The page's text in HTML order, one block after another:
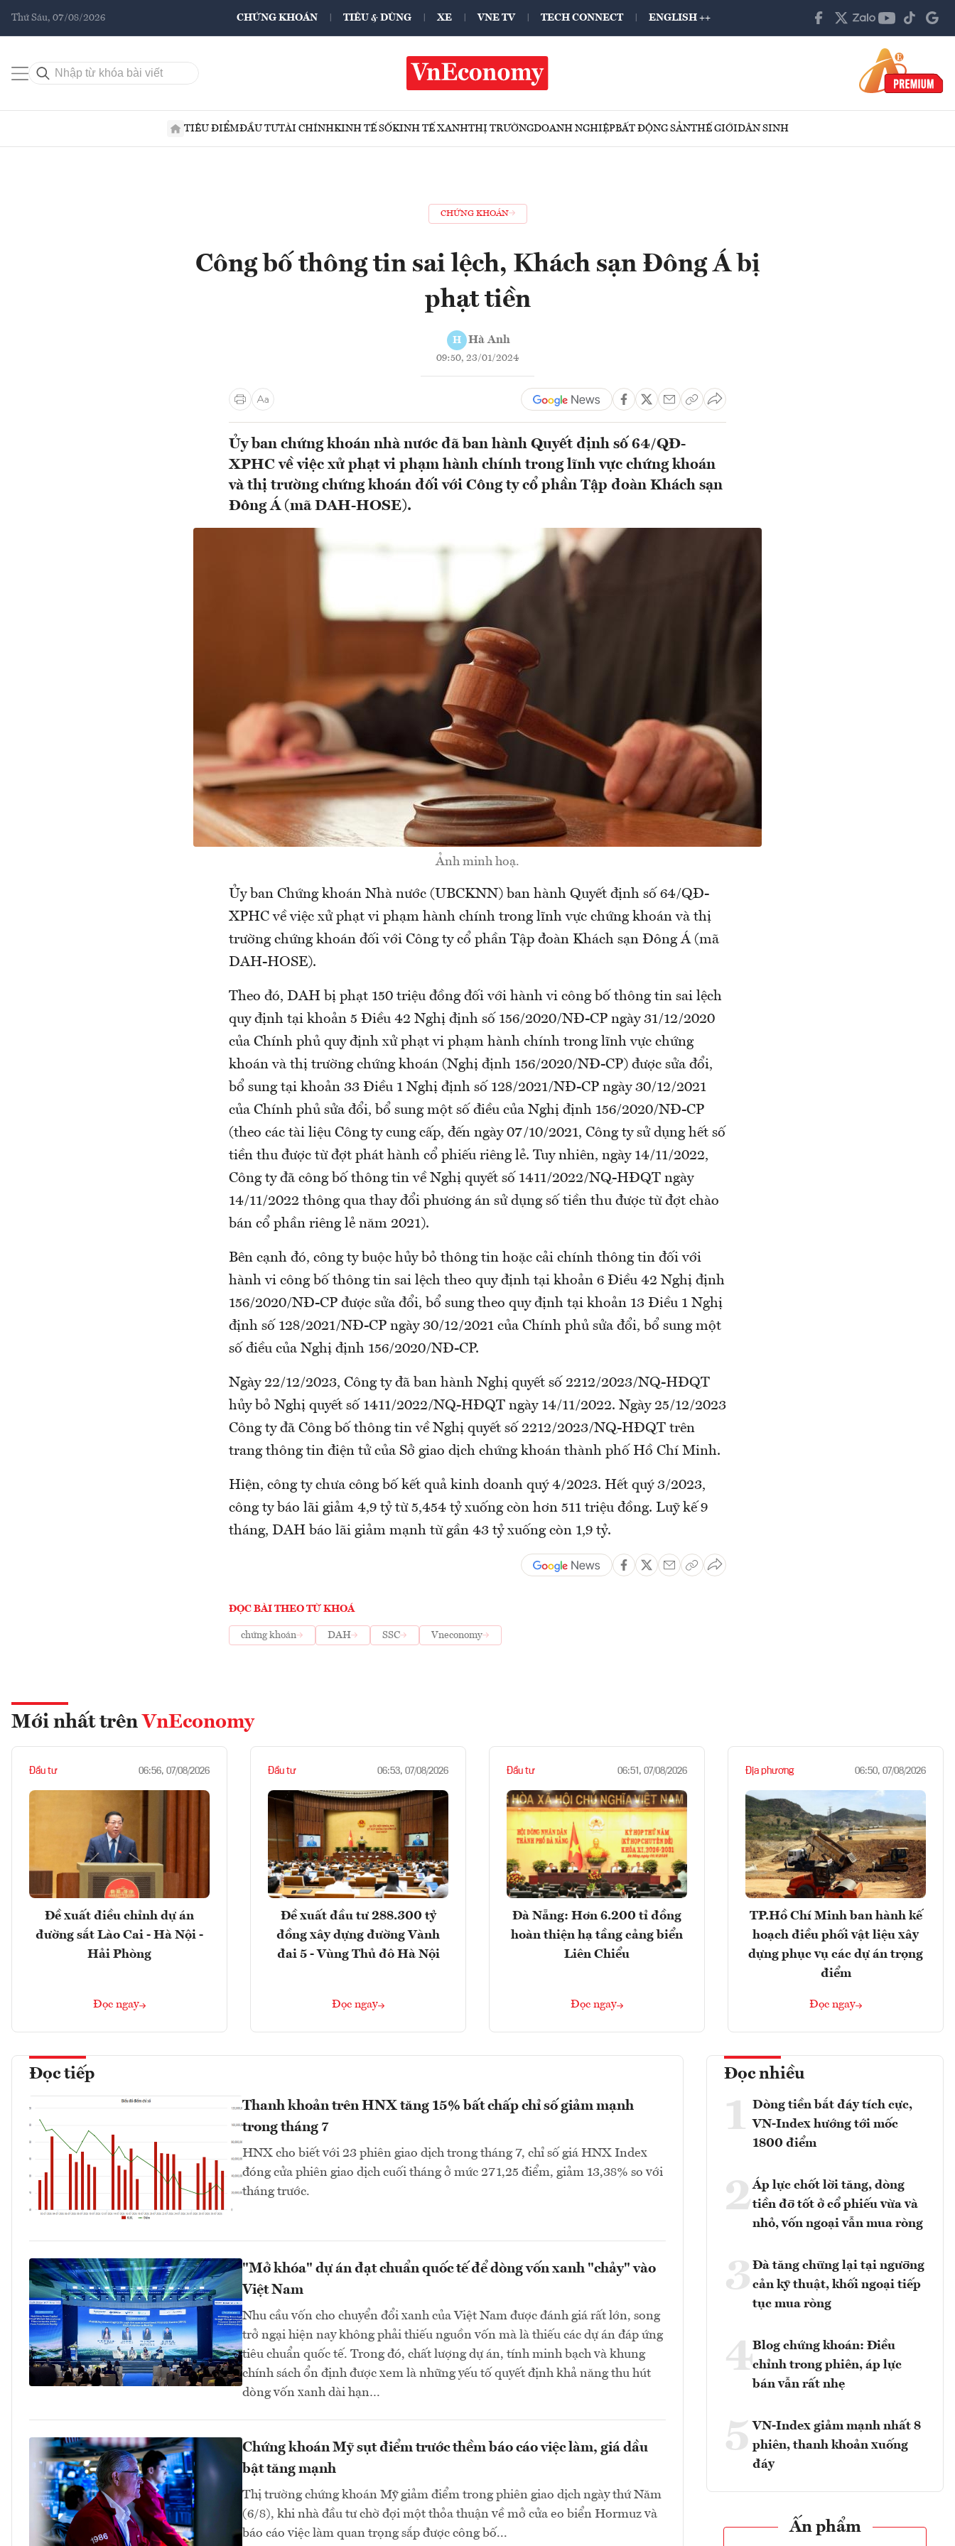
Thứ Sáu, 07/08/2026 CHỨNG KHOÁN TIÊU & DÙNG XE VNE TV TECH CONNECT ENGLISH ++
TIÊU ĐIỂMĐẦU TƯTÀI CHÍNHKINH TẾ SỐKINH TẾ XANHTHỊ TRƯỜNGDOANH NGHIỆPBẤT ĐỘNG SẢNTHẾ GIỚIDÂN SINH
CHỨNG KHOÁN
Công bố thông tin sai lệch, Khách sạn Đông Á bị
phạt tiền
H Hà Anh
09:50, 23/01/2024
Ủy ban chứng khoán nhà nước đã ban hành Quyết định số 64/QĐ-
XPHC về việc xử phạt vi phạm hành chính trong lĩnh vực chứng khoán
và thị trường chứng khoán đối với Công ty cổ phần Tập đoàn Khách sạn
Đông Á (mã DAH-HOSE).
Ảnh minh hoạ.
Ủy ban Chứng khoán Nhà nước (UBCKNN) ban hành Quyết định số 64/QĐ-
XPHC về việc xử phạt vi phạm hành chính trong lĩnh vực chứng khoán và thị
trường chứng khoán đối với Công ty cổ phần Tập đoàn Khách sạn Đông Á (mã
DAH-HOSE).
Theo đó, DAH bị phạt 150 triệu đồng đối với hành vi công bố thông tin sai lệch
quy định tại khoản 5 Điều 42 Nghị định số 156/2020/NĐ-CP ngày 31/12/2020
của Chính phủ quy định xử phạt vi phạm hành chính trong lĩnh vực chứng
khoán và thị trường chứng khoán (Nghị định 156/2020/NĐ-CP) được sửa đổi,
bổ sung tại khoản 33 Điều 1 Nghị định số 128/2021/NĐ-CP ngày 30/12/2021
của Chính phủ sửa đổi, bổ sung một số điều của Nghị định 156/2020/NĐ-CP
(theo các tài liệu Công ty cung cấp, đến ngày 07/10/2021, Công ty sử dụng hết số
tiền thu được từ đợt phát hành cổ phiếu riêng lẻ. Tuy nhiên, ngày 14/11/2022,
Công ty đã công bố thông tin về Nghị quyết số 1411/2022/NQ-HĐQT ngày
14/11/2022 thông qua thay đổi phương án sử dụng số tiền thu được từ đợt chào
bán cổ phần riêng lẻ năm 2021).
Bên cạnh đó, công ty buộc hủy bỏ thông tin hoặc cải chính thông tin đối với
hành vi công bố thông tin sai lệch theo quy định tại khoản 6 Điều 42 Nghị định
156/2020/NĐ-CP được sửa đổi, bổ sung theo quy định tại khoản 13 Điều 1 Nghị
định số 128/2021/NĐ-CP ngày 30/12/2021 của Chính phủ sửa đổi, bổ sung một
số điều của Nghị định 156/2020/NĐ-CP.
Ngày 22/12/2023, Công ty đã ban hành Nghị quyết số 2212/2023/NQ-HĐQT
hủy bỏ Nghị quyết số 1411/2022/NQ-HĐQT ngày 14/11/2022. Ngày 25/12/2023
Công ty đã Công bố thông tin về Nghị quyết số 2212/2023/NQ-HĐQT trên
trang thông tin điện tử của Sở giao dịch chứng khoán thành phố Hồ Chí Minh.
Hiện, công ty chưa công bố kết quả kinh doanh quý 4/2023. Hết quý 3/2023,
công ty báo lãi giảm 4,9 tỷ từ 5,454 tỷ xuống còn hơn 511 triệu đồng. Luỹ kế 9
tháng, DAH báo lãi giảm mạnh từ gần 43 tỷ xuống còn 1,9 tỷ.
ĐỌC BÀI THEO TỪ KHOÁ
chứng khoán DAH SSC Vneconomy
Mới nhất trên VnEconomy
Đầu tư 06:56, 07/08/2026
Đề xuất điều chỉnh dự án
đường sắt Lào Cai - Hà Nội -
Hải Phòng
Đọc ngay
Đầu tư 06:53, 07/08/2026
Đề xuất đầu tư 288.300 tỷ
đồng xây dựng đường Vành
đai 5 - Vùng Thủ đô Hà Nội
Đọc ngay
Đầu tư 06:51, 07/08/2026
Đà Nẵng: Hơn 6.200 tỉ đồng
hoàn thiện hạ tầng cảng biển
Liên Chiểu
Đọc ngay
Địa phương 06:50, 07/08/2026
TP.Hồ Chí Minh ban hành kế
hoạch điều phối vật liệu xây
dựng phục vụ các dự án trọng
điểm
Đọc ngay
Đọc tiếp
Thanh khoản trên HNX tăng 15% bất chấp chỉ số giảm mạnh
trong tháng 7
HNX cho biết với 23 phiên giao dịch trong tháng 7, chỉ số giá HNX Index
đóng cửa phiên giao dịch cuối tháng ở mức 271,25 điểm, giảm 13,38% so với
tháng trước.
"Mở khóa" dự án đạt chuẩn quốc tế để dòng vốn xanh "chảy" vào
Việt Nam
Nhu cầu vốn cho chuyển đổi xanh của Việt Nam được đánh giá rất lớn, song
trở ngại hiện nay không phải thiếu nguồn vốn mà là thiếu các dự án đáp ứng
tiêu chuẩn quốc tế. Trong đó, chất lượng dự án, tính minh bạch và khung
chính sách ổn định được xem là những yếu tố quyết định khả năng thu hút
dòng vốn xanh dài hạn…
Chứng khoán Mỹ sụt điểm trước thềm báo cáo việc làm, giá dầu
bật tăng mạnh
Thị trường chứng khoán Mỹ giảm điểm trong phiên giao dịch ngày thứ Năm
(6/8), khi nhà đầu tư chờ đợi một thỏa thuận về mở cửa eo biển Hormuz và
báo cáo việc làm quan trọng sắp được công bố...
Đọc nhiều
1 Dòng tiền bắt đáy tích cực,
VN-Index hướng tới mốc
1800 điểm
2Áp lực chốt lời tăng, dòng
tiền đỡ tốt ở cổ phiếu vừa và
nhỏ, vốn ngoại vẫn mua ròng
3 Đà tăng chững lại tại ngưỡng
cản kỹ thuật, khối ngoại tiếp
tục mua ròng
4Blog chứng khoán: Điều
chỉnh trong phiên, áp lực
bán vẫn rất nhẹ
5 VN-Index giảm mạnh nhất 8
phiên, thanh khoản xuống
đáy
Ấn phẩm